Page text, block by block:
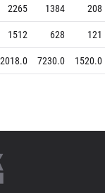
2265 1384
208
1512 628
121
7230.0 1520.0